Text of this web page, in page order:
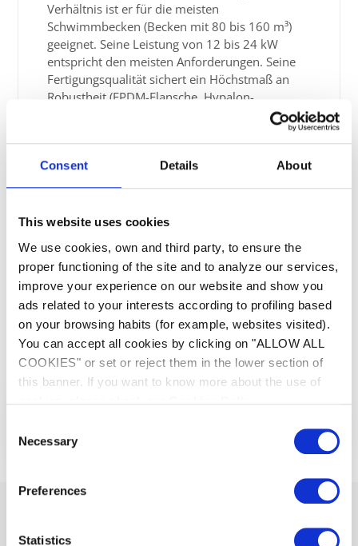
Consent Details About
This website uses cookies
We use cookies, own and third party, to ensure the
proper functioning of the site and to analyze our services,
improve your experience on our website and show you
ads related to your interests according to profiling based
on your browsing habits (for example, websites visited).
You can accept all cookies by clicking on "ALLOW ALL
COOKIES" or set or reject them in the lower section of
this banner. If you want to know more about the use of
Selection
Necessary
Preferences
Statistics
Verhältnis ist er für die meisten
Schwimmbecken (Becken mit 80 bis 160 m³)
geeignet. Seine Leistung von 12 bis 24 kW
entspricht den meisten Anforderungen. Seine
Fertigungsqualität sichert ein Höchstmaß an
Robustheit (EPDM-Flansche, Hypalon-
Digitale Regelung -
digitalen Regler zur einfachen Einstellung des
Thermostats, der Zeitschaltung usw., damit das
Wasser Ihres Beckens auch am Ende der
Badesaison noch die optimale Temperatur
aufweist.
Weniger anzeigen